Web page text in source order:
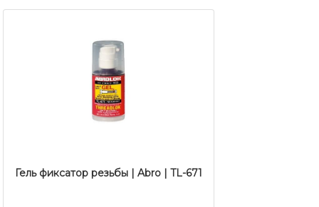
Гель фиксатор резьбы | Abro | TL-671